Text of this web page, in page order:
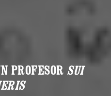
PROFESOR SUI